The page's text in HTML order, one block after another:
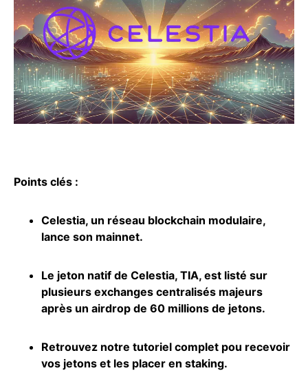
Points clés :
Celestia, un réseau blockchain modulaire,
lance son mainnet.
Le jeton natif de Celestia, TIA, est listé sur
plusieurs exchanges centralisés majeurs
après un airdrop de 60 millions de jetons.
Retrouvez notre tutoriel complet pou recevoir
vos jetons et les placer en staking.